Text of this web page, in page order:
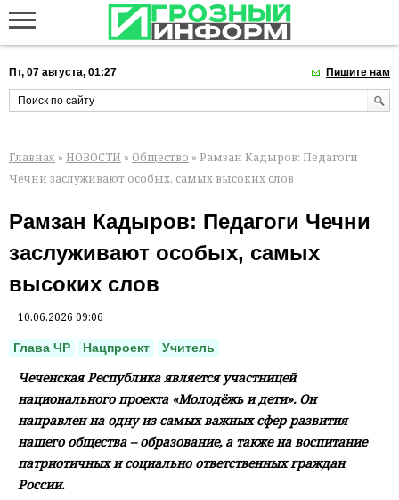
Пт, 07 августа, 01:27 Пишите нам
Главная » НОВОСТИ » Общество » Рамзан Кадыров: Педагоги
Чечни заслуживают особых, самых высоких слов
Рамзан Кадыров: Педагоги Чечни
заслуживают особых, самых
высоких слов
10.06.2026 09:06
Глава ЧР Нацпроект Учитель
Чеченская Республика является участницей
национального проекта «Молодёжь и дети». Он
направлен на одну из самых важных сфер развития
нашего общества – образование, а также на воспитание
патриотичных и социально ответственных граждан
России.